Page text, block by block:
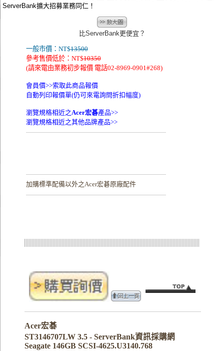
ServerBank擴大招募業務同仁！
比ServerBank更便宜？
一般市價：NT$13500
參考售價低於：NT$10350
(請來電由業務初步報價 電話02-8969-0901#268)
會員價>>索取此商品報價
自動列印報價單(仍可來電詢問折扣幅度)
瀏覽規格相近之Acer宏碁產品>>
瀏覽規格相近之其他品牌產品>>
加購標準配備以外之Acer宏碁原廠配件
Acer宏碁
ST3146707LW 3.5 - ServerBank資訊採購網
Seagate 146GB SCSI-4625.U3140.768